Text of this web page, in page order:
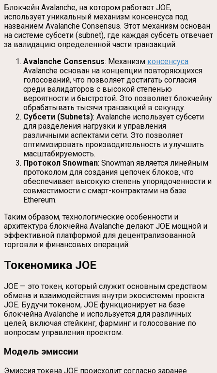
Блокчейн Avalanche, на котором работает JOE,
использует уникальный механизм консенсуса под
названием Avalanche Consensus. Этот механизм основан
на системе субсети (subnet), где каждая субсеть отвечает
за валидацию определенной части транзакций.
Avalanche Consensus: Механизм консенсуса
Avalanche основан на концепции повторяющихся
голосований, что позволяет достигать согласия
среди валидаторов с высокой степенью
вероятности и быстротой. Это позволяет блокчейну
обрабатывать тысячи транзакций в секунду.
Субсети (Subnets): Avalanche использует субсети
для разделения нагрузки и управления
различными аспектами сети. Это позволяет
оптимизировать производительность и улучшить
масштабируемость.
Протокол Snowman: Snowman является линейным
протоколом для создания цепочек блоков, что
обеспечивает высокую степень упорядоченности и
совместимости с смарт-контрактами на базе
Ethereum.
Таким образом, технологические особенности и
архитектура блокчейна Avalanche делают JOE мощной и
эффективной платформой для децентрализованной
торговли и финансовых операций.
Токеномика JOE
JOE — это токен, который служит основным средством
обмена и взаимодействия внутри экосистемы проекта
JOE. Будучи токеном, JOE функционирует на базе
блокчейна Avalanche и используется для различных
целей, включая стейкинг, фарминг и голосование по
вопросам управления проектом.
Модель эмиссии
Эмиссия токена JOE происходит согласно заранее